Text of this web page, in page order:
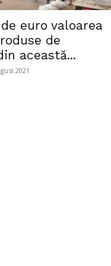
euro valoarea
de
această...
2021